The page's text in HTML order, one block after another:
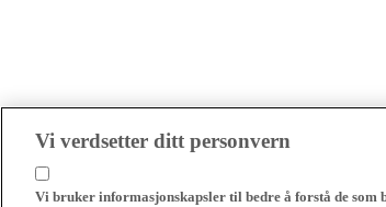
Vi verdsetter ditt personvern
Vi bruker informasjonskapsler til bedre å forstå de som